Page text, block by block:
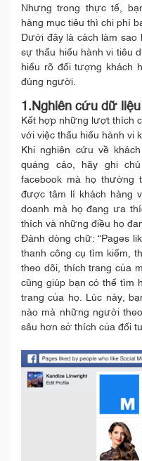
Nhưng trong thực tế,
hàng mục tiêu thì chi phí
Dưới đây là cách làm
sự thấu hiểu hành vi tiêu
hiểu rõ đối tượng khách
đúng người.
1.Nghiên cứu dữ
Kết hợp những lượt thích
với việc thấu hiểu hành vi
Khi nghiên cứu về
quảng cáo, hãy ghi
facebook mà họ thường
được tâm lí khách hàng
doanh mà họ đang ưa
thích và những điều họ
Đánh dòng chữ: “Pages
thanh công cụ tìm kiếm,
theo dõi, thích trang của
cũng giúp bạn có thể tìm
trang của họ. Lúc này,
nào mà những người
sâu hơn sở thích của đối